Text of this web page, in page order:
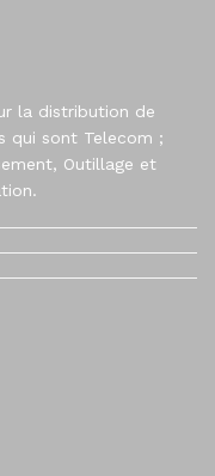
la distribution de
qui sont Telecom ;
Outillage et